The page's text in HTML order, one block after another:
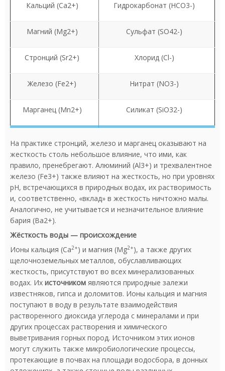
Кальций (Ca2+) Гидрокарбонат (HCO3-)
Магний (Mg2+) Сульфат (SO42-)
Стронций (Sr2+) Хлорид (Cl-)
Железо (Fe2+) Нитрат (NO3-)
Марганец (Mn2+) Силикат (SiO32-)
На практике стронций, железо и марганец оказывают на
жесткость столь небольшое влияние, что ими, как
правило, пренебрегают. Алюминий (Al3+) и трехвалентное
железо (Fe3+) также влияют на жесткость, но при уровнях
рН, встречающихся в природных водах, их растворимость
и, соответственно, «вклад» в жесткость ничтожно малы.
Аналогично, не учитывается и незначительное влияние
бария (Ва2+).
Жёсткость воды — происхождение
Ионы кальция (Ca2+) и магния (Mg2+), а также других
щелочноземельных металлов, обуславливающих
жесткость, присутствуют во всех минерализованных
водах. Их источником являются природные залежи
известняков, гипса и доломитов. Ионы кальция и магния
поступают в воду в результате взаимодействия
растворенного диоксида углерода с минералами и при
других процессах растворения и химического
выветривания горных пород. Источником этих ионов
могут служить также микробиологические процессы,
протекающие в почвах на площади водосбора, в донных